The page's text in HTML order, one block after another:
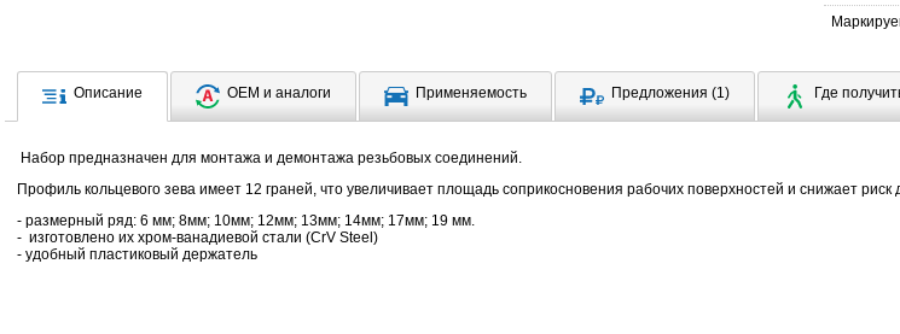
Описание OEM и аналоги Применяемость Предложения (1) Где
Набор предназначен для монтажа и демонтажа резьбовых соединений.
Профиль кольцевого зева имеет 12 граней, что увеличивает площадь соприкосновения рабочих поверхностей и снижает
- размерный ряд: 6 мм; 8мм; 10мм; 12мм; 13мм; 14мм; 17мм; 19 мм.
- изготовлено их хром-ванадиевой стали (CrV Steel)
- удобный пластиковый держатель